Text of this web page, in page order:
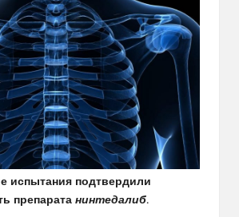
испытания подтвердили
препарата нинтедалиб.